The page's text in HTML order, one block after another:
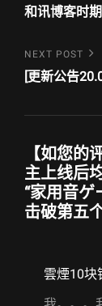
章
航
Post
和讯博客时
Next
Post
NEXT POST
[更新公告
【如您的
主上线后
“家用音ゲ
击破第五
雲煙10块